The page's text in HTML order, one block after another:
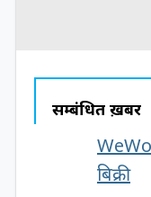
सम्बंधित ख़बरें
बिक्री